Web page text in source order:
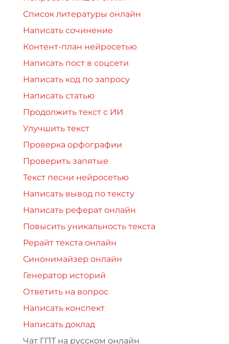
Список литературы онлайн
Написать сочинение
Контент-план нейросетью
Написать пост в соцсети
Написать код по запросу
Написать статью
Продолжить текст с ИИ
Улучшить текст
Проверка орфографии
Проверить запятые
Текст песни нейросетью
Написать вывод по тексту
Написать реферат онлайн
Повысить уникальность текста
Рерайт текста онлайн
Синонимайзер онлайн
Генератор историй
Ответить на вопрос
Написать конспект
Написать доклад
Чат ГПТ на русском онлайн